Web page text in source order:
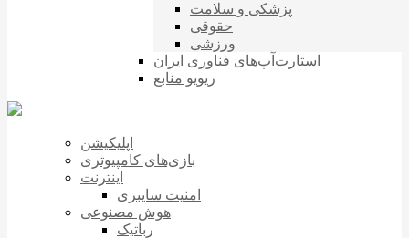
پزشکی و سلامت
حقوقی
ورزشی
استارت‌آپ‌های فناوری ایران
ریویو منابع
اپلیکیشن
بازی‌های کامپیوتری
اینترنت
امنیت سایبری
هوش مصنوعی
رباتیک